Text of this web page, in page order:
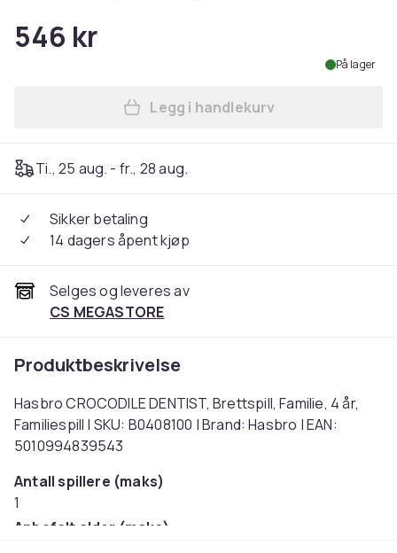
546 kr
På lager
Legg Hasbro CROCODILE
Legg i handlekurv
Ti., 25 aug. - fr., 28 aug.
Sikker betaling
14 dagers åpent kjøp
Selges og leveres av
CS MEGASTORE
Produktbeskrivelse
Hasbro CROCODILE DENTIST, Brettspill, Familie, 4 år,
Familiespill | SKU: B0408100 | Brand: Hasbro | EAN:
5010994839543
Antall spillere (maks)
1
Anbefalt alder (maks)